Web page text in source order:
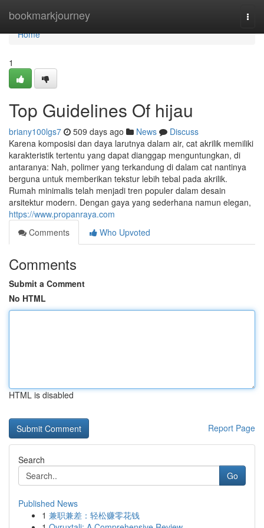
bookmarkjourney
Home
Home
1
Top Guidelines Of hijau
briany100lgs7 509 days ago News
Discuss
Karena komposisi dan daya larutnya dalam air, cat akrilik memiliki
karakteristik tertentu yang dapat dianggap menguntungkan, di
antaranya: Nah, polimer yang terkandung di dalam cat nantinya
berguna untuk memberikan tekstur lebih tebal pada akrilik.
Rumah minimalis telah menjadi tren populer dalam desain
arsitektur modern. Dengan gaya yang sederhana namun elegan,
https://www.propanraya.com
Comments
Who Upvoted
Comments
Submit a Comment
No HTML
HTML is disabled
Report Page
Search
Go
Published News
1 兼职兼差：轻松赚零花钱